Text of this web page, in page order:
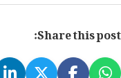
Share this post: